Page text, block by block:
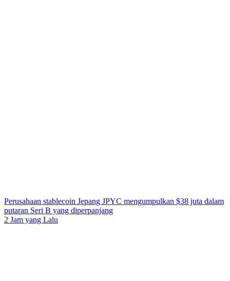
Perusahaan stablecoin Jepang JPYC mengumpulkan $38 juta dalam
putaran Seri B yang diperpanjang
2 Jam yang Lalu